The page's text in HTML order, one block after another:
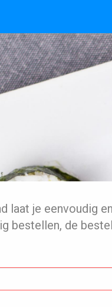
laat je eenvoudig
bestellen, de